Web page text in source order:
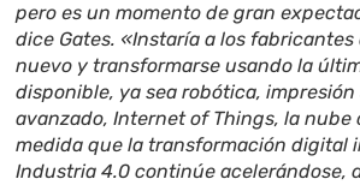
pero es un momento de gran
dice Gates. «Instaría a los fabricantes
nuevo y transformarse usando la
disponible, ya sea robótica, impresión
avanzado, Internet of Things, la nube
medida que la transformación digital
Industria 4.0 continúe acelerándose,